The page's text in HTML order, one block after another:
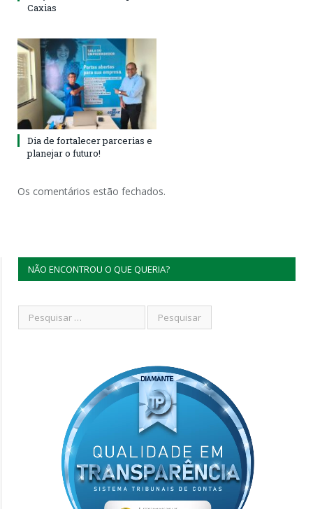
Caxias
Dia de fortalecer parcerias e
planejar o futuro!
Os comentários estão fechados.
NÃO ENCONTROU O QUE QUERIA?